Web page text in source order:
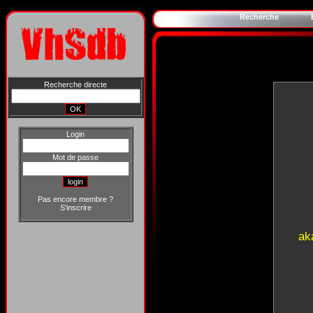
Recherche directe
Login
Mot de passe
Pas encore membre ?
S'inscrire
Recherche